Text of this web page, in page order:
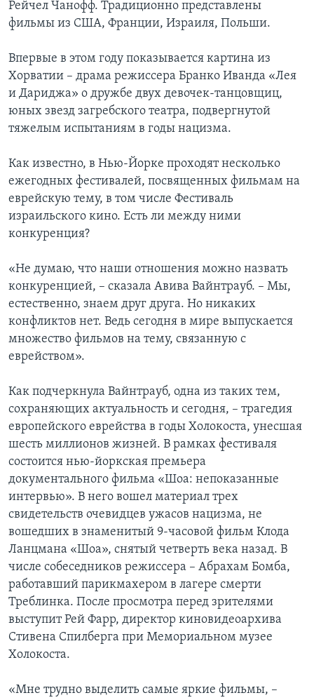
Рейчел Чанофф. Традиционно представлены
фильмы из США, Франции, Израиля, Польши.
Впервые в этом году показывается картина из
Хорватии – драма режиссера Бранко Иванда «Лея
и Дариджа» о дружбе двух девочек-танцовщиц,
юных звезд загребского театра, подвергнутой
тяжелым испытаниям в годы нацизма.
Как известно, в Нью-Йорке проходят несколько
ежегодных фестивалей, посвященных фильмам на
еврейскую тему, в том числе Фестиваль
израильского кино. Есть ли между ними
конкуренция?
«Не думаю, что наши отношения можно назвать
конкуренцией, – сказала Авива Вайнтрауб. – Мы,
естественно, знаем друг друга. Но никаких
конфликтов нет. Ведь сегодня в мире выпускается
множество фильмов на тему, связанную с
еврейством».
Как подчеркнула Вайнтрауб, одна из таких тем,
сохраняющих актуальность и сегодня, – трагедия
европейского еврейства в годы Холокоста, унесшая
шесть миллионов жизней. В рамках фестиваля
состоится нью-йоркская премьера
документального фильма «Шоа: непоказанные
интервью». В него вошел материал трех
свидетельств очевидцев ужасов нацизма, не
вошедших в знаменитый 9-часовой фильм Клода
Ланцмана «Шоа», снятый четверть века назад. В
числе собеседников режиссера – Абрахам Бомба,
работавший парикмахером в лагере смерти
Треблинка. После просмотра перед зрителями
выступит Рей Фарр, директор киновидеоархива
Стивена Спилберга при Мемориальном музее
Холокоста.
«Мне трудно выделить самые яркие фильмы, –